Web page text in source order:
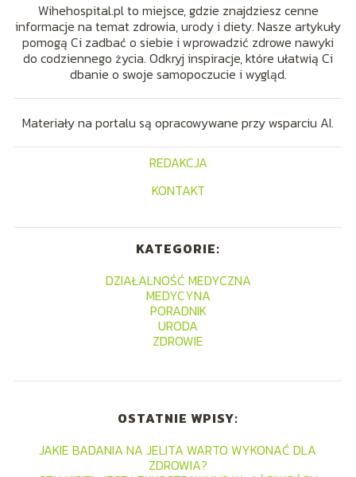
Wihehospital.pl to miejsce, gdzie znajdziesz cenne
informacje na temat zdrowia, urody i diety. Nasze artykuły
pomogą Ci zadbać o siebie i wprowadzić zdrowe nawyki
do codziennego życia. Odkryj inspiracje, które ułatwią Ci
dbanie o swoje samopoczucie i wygląd.
Materiały na portalu są opracowywane przy wsparciu AI.
REDAKCJA
KONTAKT
KATEGORIE:
DZIAŁALNOŚĆ MEDYCZNA
MEDYCYNA
PORADNIK
URODA
ZDROWIE
OSTATNIE WPISY:
JAKIE BADANIA NA JELITA WARTO WYKONAĆ DLA
ZDROWIA?